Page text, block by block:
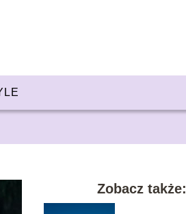
Zobacz także: